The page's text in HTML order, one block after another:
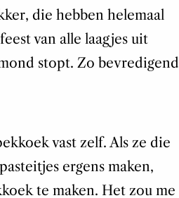
die hebben helemaal
van alle laagjes uit
stopt. Zo bevredigend
vast zelf. Als ze die
ergens maken,
te maken. Het zou me